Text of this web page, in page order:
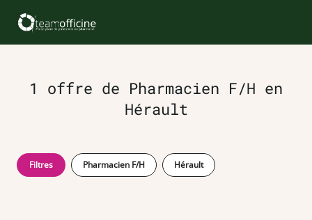
1 offre de Pharmacien F/H en
Hérault
Filtres Pharmacien F/H Hérault